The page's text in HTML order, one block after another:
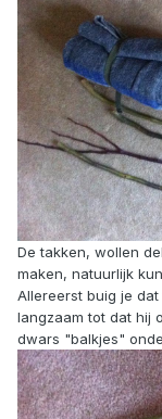
De takken, wollen
maken, natuurlijk
Allereerst buig je
langzaam tot dat hij
dwars "balkjes"